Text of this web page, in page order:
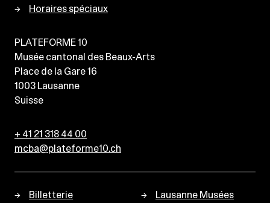
Horaires spéciaux
PLATEFORME 10
Musée cantonal des Beaux-Arts
Place de la Gare 16
1003 Lausanne
Suisse
+ 41 21 318 44 00
mcba@plateforme10.ch
Billetterie Lausanne Musées